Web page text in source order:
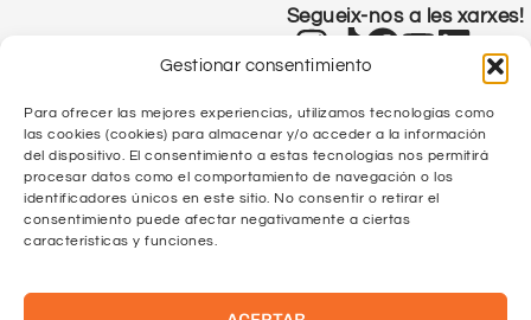
Gestionar consentimiento
Para ofrecer las mejores experiencias, utilizamos tecnologías como
las cookies (cookies) para almacenar y/o acceder a la información
del dispositivo. El consentimiento a estas tecnologías nos permitirá
procesar datos como el comportamiento de navegación o los
identificadores únicos en este sitio. No consentir o retirar el
consentimiento puede afectar negativamente a ciertas
características y funciones.
Segueix-nos a les xarxes!
Política de Privacitat
Política de Qualitat